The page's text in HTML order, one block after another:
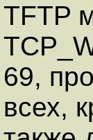
TFTP
69,
всех,